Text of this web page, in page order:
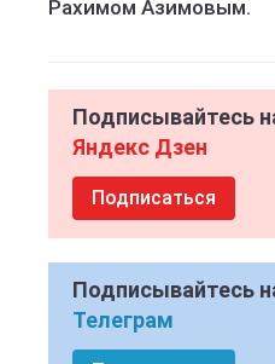
Рахимом Азимовым.
Подписывайтесь
Яндекс Дзен
Подписаться
Подписывайтесь
Телеграм